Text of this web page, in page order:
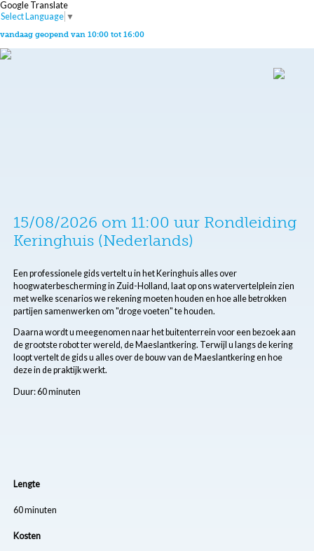
Google Translate
Select Language ▼
vandaag geopend van 10:00 tot 16:00
15/08/2026 om 11:00 uur Rondleiding
Keringhuis (Nederlands)
Een professionele gids vertelt u in het Keringhuis alles over
hoogwaterbescherming in Zuid-Holland, laat op ons watervertelplein zien
met welke scenarios we rekening moeten houden en hoe alle betrokken
partijen samenwerken om "droge voeten" te houden.
Daarna wordt u meegenomen naar het buitenterrein voor een bezoek aan
de grootste robot ter wereld, de Maeslantkering. Terwijl u langs de kering
loopt vertelt de gids u alles over de bouw van de Maeslantkering en hoe
deze in de praktijk werkt.
Duur: 60 minuten
Lengte
60 minuten
Kosten